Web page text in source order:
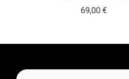
69,00€